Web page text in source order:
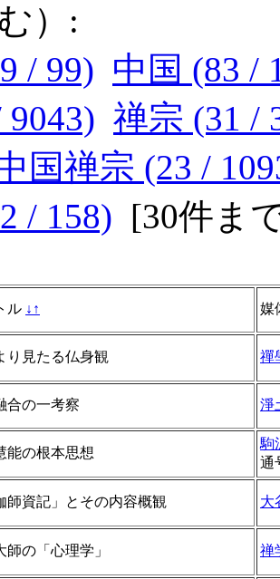
）:
/ 99) 中国 (83 /
禅宗 (31 /
国禅宗 (23 /
/ 158) [30件ま
ル ↓ ↑ 媒
り見たる仏身観 禪
合の一考察 淨
能の根本思想
駒
通
師資記」とその内容概観 大
師の「心理学」 禅